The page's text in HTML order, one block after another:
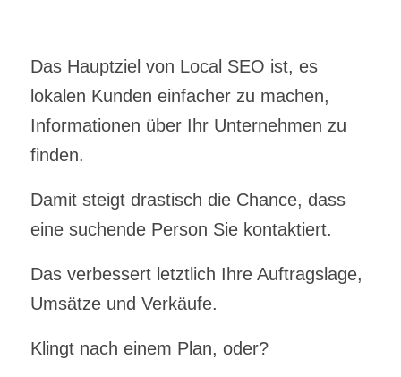
Das Hauptziel von Local SEO ist, es
lokalen Kunden einfacher zu machen,
Informationen über Ihr Unternehmen zu
finden.
Damit steigt drastisch die Chance, dass
eine suchende Person Sie kontaktiert.
Das verbessert letztlich Ihre Auftragslage,
Umsätze und Verkäufe.
Klingt nach einem Plan, oder?